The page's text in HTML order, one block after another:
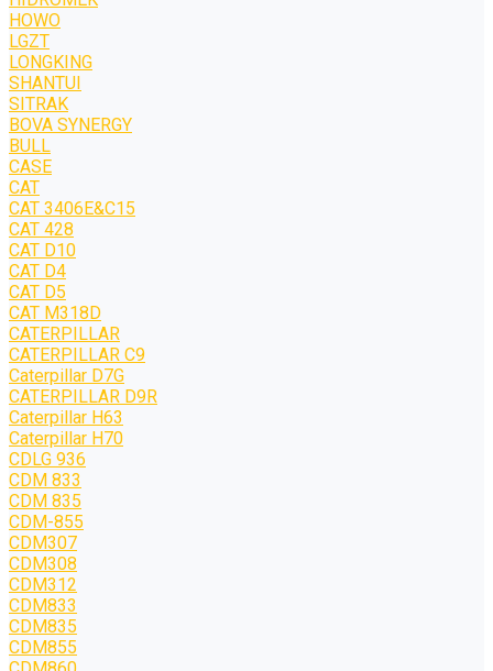
HOWO
LGZT
LONGKING
SHANTUI
SITRAK
BOVA SYNERGY
BULL
CASE
CAT
CAT 3406E&C15
CAT 428
CAT D10
CAT D4
CAT D5
CAT M318D
CATERPILLAR
CATERPILLAR C9
Caterpillar D7G
CATERPILLAR D9R
Caterpillar H63
Caterpillar H70
CDLG 936
CDM 833
CDM 835
CDM-855
CDM307
CDM308
CDM312
CDM833
CDM835
CDM855